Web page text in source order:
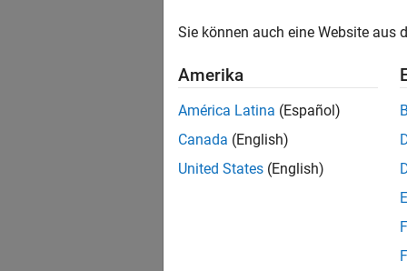
Es
Sie können auch eine Website aus
Amerika
América Latina (Español)
Canada (English)
United States (English)